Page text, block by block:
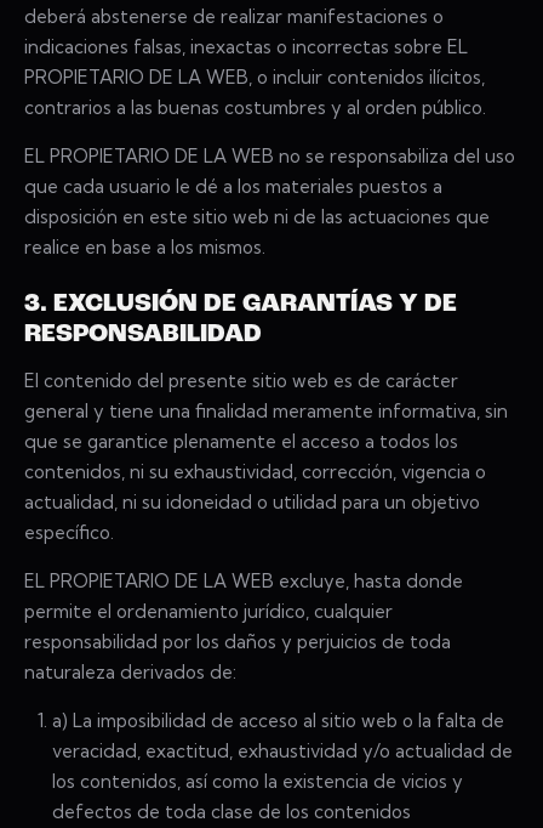
deberá abstenerse de realizar manifestaciones o
indicaciones falsas, inexactas o incorrectas sobre EL
PROPIETARIO DE LA WEB, o incluir contenidos ilícitos,
contrarios a las buenas costumbres y al orden público.
EL PROPIETARIO DE LA WEB no se responsabiliza del uso
que cada usuario le dé a los materiales puestos a
disposición en este sitio web ni de las actuaciones que
realice en base a los mismos.
3. EXCLUSIÓN DE GARANTÍAS Y DE
RESPONSABILIDAD
El contenido del presente sitio web es de carácter
general y tiene una finalidad meramente informativa, sin
que se garantice plenamente el acceso a todos los
contenidos, ni su exhaustividad, corrección, vigencia o
actualidad, ni su idoneidad o utilidad para un objetivo
específico.
EL PROPIETARIO DE LA WEB excluye, hasta donde
permite el ordenamiento jurídico, cualquier
responsabilidad por los daños y perjuicios de toda
naturaleza derivados de:
a) La imposibilidad de acceso al sitio web o la falta de
veracidad, exactitud, exhaustividad y/o actualidad de
los contenidos, así como la existencia de vicios y
defectos de toda clase de los contenidos